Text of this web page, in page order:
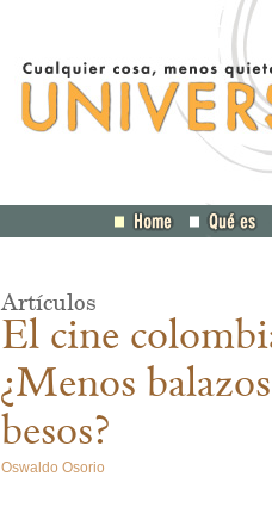
Artículos
El cine
¿Menos
besos?
Oswaldo Osorio